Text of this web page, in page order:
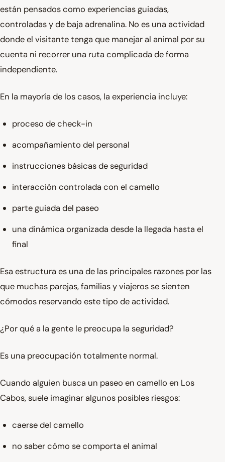
están pensados como experiencias guiadas,
controladas y de baja adrenalina. No es una actividad
donde el visitante tenga que manejar al animal por su
cuenta ni recorrer una ruta complicada de forma
independiente.
En la mayoría de los casos, la experiencia incluye:
proceso de check-in
acompañamiento del personal
instrucciones básicas de seguridad
interacción controlada con el camello
parte guiada del paseo
una dinámica organizada desde la llegada hasta el
final
Esa estructura es una de las principales razones por las
que muchas parejas, familias y viajeros se sienten
cómodos reservando este tipo de actividad.
¿Por qué a la gente le preocupa la seguridad?
Es una preocupación totalmente normal.
Cuando alguien busca un paseo en camello en Los
Cabos, suele imaginar algunos posibles riesgos:
caerse del camello
no saber cómo se comporta el animal